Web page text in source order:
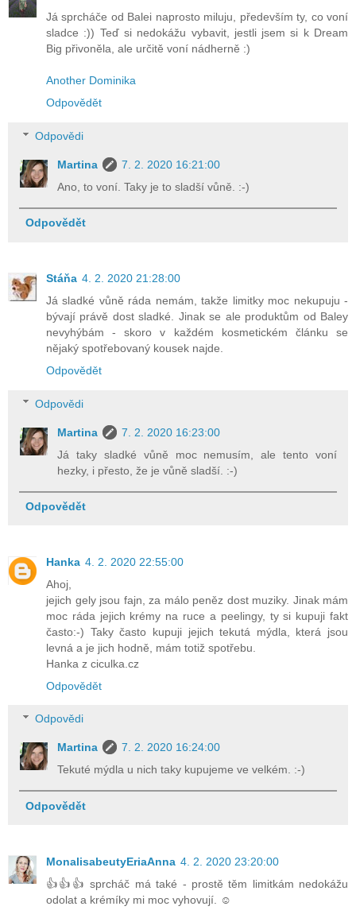
Já sprcháče od Balei naprosto miluju, především ty, co voní
sladce :)) Teď si nedokážu vybavit, jestli jsem si k Dream
Big přivoněla, ale určitě voní nádherně :)
Another Dominika
Odpovědět
Odpovědi
Martina
7. 2. 2020 16:21:00
Ano, to voní. Taky je to sladší vůně. :-)
Odpovědět
Stáňa 4. 2. 2020 21:28:00
Já sladké vůně ráda nemám, takže limitky moc nekupuju -
bývají právě dost sladké. Jinak se ale produktům od Baley
nevyhýbám - skoro v každém kosmetickém článku se
nějaký spotřebovaný kousek najde.
Odpovědět
Odpovědi
Martina
7. 2. 2020 16:23:00
Já taky sladké vůně moc nemusím, ale tento voní
hezky, i přesto, že je vůně sladší. :-)
Odpovědět
Hanka 4. 2. 2020 22:55:00
Ahoj,
jejich gely jsou fajn, za málo peněz dost muziky. Jinak mám
moc ráda jejich krémy na ruce a peelingy, ty si kupuji fakt
často:-) Taky často kupuji jejich tekutá mýdla, která jsou
levná a je jich hodně, mám totiž spotřebu.
Hanka z ciculka.cz
Odpovědět
Odpovědi
Martina
7. 2. 2020 16:24:00
Tekuté mýdla u nich taky kupujeme ve velkém. :-)
Odpovědět
MonalisabeutyEriaAnna 4. 2. 2020 23:20:00
👍👍👍 sprcháč má také - prostě těm limitkám nedokážu
odolat a krémíky mi moc vyhovují. ☺